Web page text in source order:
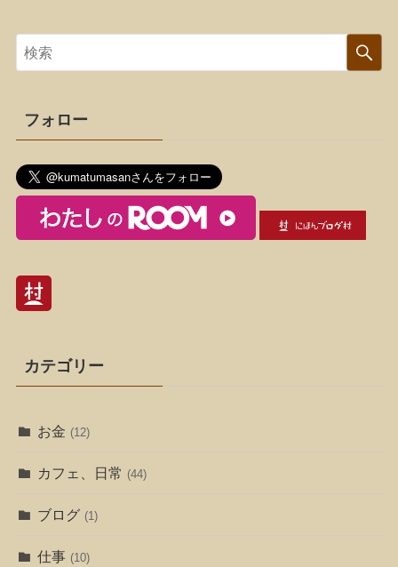
フォロー
カテゴリー
お金 (12)
カフェ、日常 (44)
ブログ (1)
仕事 (10)